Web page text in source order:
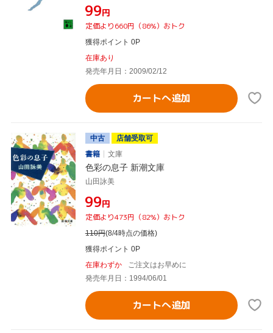
¥99円
定価より660円（86%）おトク
獲得ポイント 0P
在庫あり
発売年月日：2009/02/12
カートへ追加
中古
店舗受取可
書籍
文庫
色彩の息子 新潮文庫
山田詠美
¥99円
定価より473円（82%）おトク
110円(8/4時点の価格)
獲得ポイント 0P
在庫わずか
ご注文はお早めに
発売年月日：1994/06/01
カートへ追加